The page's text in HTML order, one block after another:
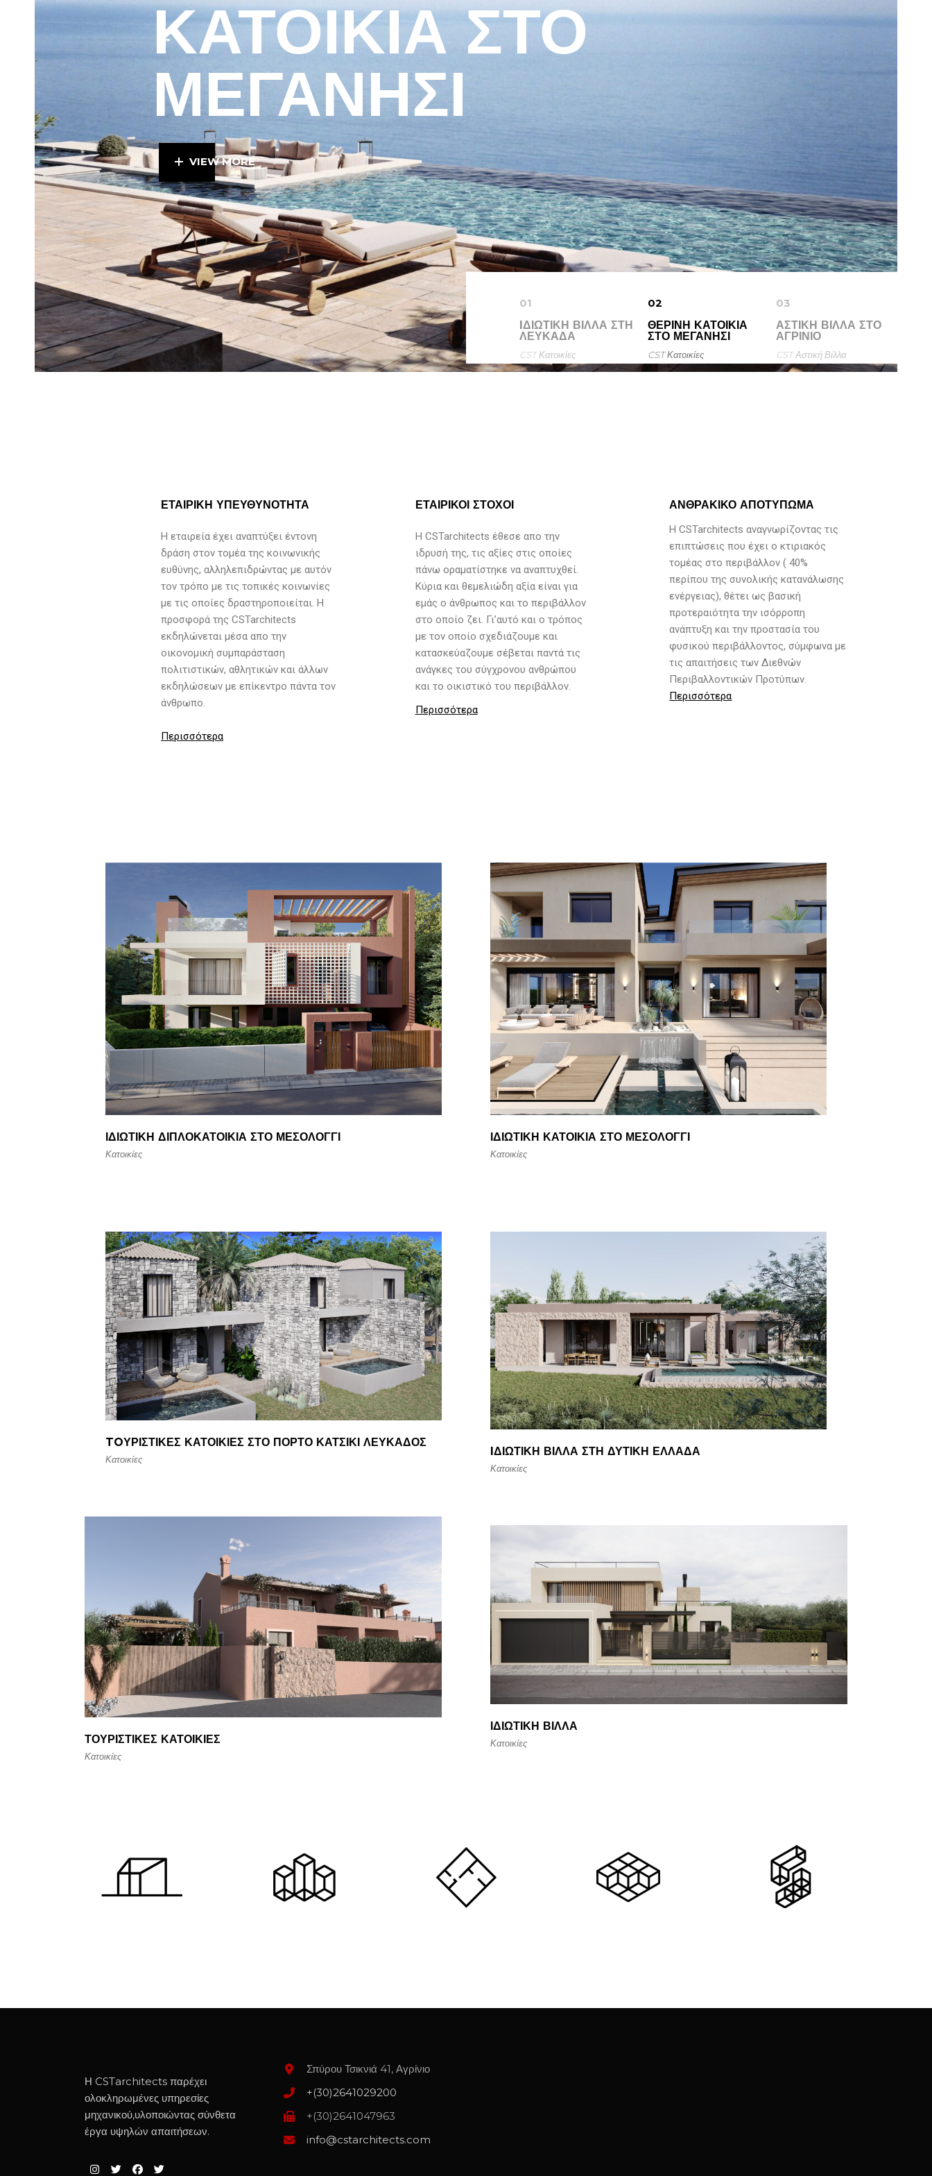
ΚΑΤΟΙΚΊΑ ΣΤΟ
ΜΕΓΑΝΉΣΙ
VIEW MORE
01
IΔΙΩΤΙΚΗ ΒΊΛΛΑ ΣΤΗ
ΛΕΥΚΑΔΑ
CST Κατοικίες
02
ΘΕΡΙΝΉ ΚΑΤΟΙΚΊΑ
ΣΤΟ ΜΕΓΑΝΉΣΙ
CST Κατοικίες
03
ΑΣΤΙΚΉ ΒΊΛΛΑ ΣΤΟ
ΑΓΡΊΝΙΟ
CST Αστική Βίλλα
ΕΤΑΙΡΙΚΗ ΥΠΕΥΘΥΝΟΤΗΤΑ
Η εταιρεία έχει αναπτύξει έντονη
δράση στον τομέα της κοινωνικής
ευθύνης, αλληλεπιδρώντας με αυτόν
τον τρόπο με τις τοπικές κοινωνίες
με τις οποίες δραστηροποιείται. Η
προσφορά της CSTarchitects
εκδηλώνεται μέσα απο την
οικονομική συμπαράσταση
πολιτιστικών, αθλητικών και άλλων
εκδηλώσεων με επίκεντρο πάντα τον
άνθρωπο.
Περισσότερα
ΕΤΑΙΡΙΚΟΙ ΣΤΟΧΟΙ
H CSTarchitects έθεσε απο την
ιδρυσή της, τις αξίες στις οποίες
πάνω οραματίστηκε να αναπτυχθεί.
Κύρια και θεμελιώδη αξία είναι για
εμάς ο άνθρωπος και το περιβάλλον
στο οποίο ζει. Γι’αυτό και ο τρόπος
με τον οποίο σχεδιάζουμε και
κατασκεύαζουμε σέβεται παντά τις
ανάγκες του σύγχρονου ανθρώπου
και το οικιστικό του περιβάλλον.
Περισσότερα
ΑΝΘΡΑΚΙΚΟ ΑΠΟΤΥΠΩΜΑ
Η CSTarchitects αναγνωρίζοντας τις
επιπτώσεις που έχει ο κτιριακός
τομέας στο περιβάλλον ( 40%
περίπου της συνολικής κατανάλωσης
ενέργειας), θέτει ως βασική
προτεραιότητα την ισόρροπη
ανάπτυξη και την προστασία του
φυσικού περιβάλλοντος, σύμφωνα με
τις απαιτήσεις των Διεθνών
Περιβαλλοντικών Προτύπων.
Περισσότερα
ΙΔΙΩΤΙΚΉ ΔΙΠΛΟΚΑΤΟΙΚΊΑ ΣΤΟ ΜΕΣΟΛΌΓΓΙ
Κατοικίες
ΙΔΙΩΤΙΚΉ ΚΑΤΟΙΚΊΑ ΣΤΟ ΜΕΣΟΛΌΓΓΙ
Κατοικίες
TOΥΡΙΣΤΙΚΈΣ ΚΑΤΟΙΚΊΕΣ ΣΤΟ ΠΌΡΤΟ ΚΑΤΣΊΚΙ ΛΕΥΚΆΔΟΣ
Κατοικίες
IΔΙΩΤΙΚΉ ΒΊΛΛΑ ΣΤΗ ΔΥΤΙΚΉ ΕΛΛΆΔΑ
Κατοικίες
ΤΟΥΡΙΣΤΙΚΈΣ ΚΑΤΟΙΚΊΕΣ
Κατοικίες
ΙΔΙΩΤΙΚΉ ΒΊΛΛΑ
Κατοικίες
Η CSTarchitects παρέχει
ολοκληρωμένες υπηρεσίες
μηχανικού,υλοποιώντας σύνθετα
έργα υψηλών απαιτήσεων.
Σπύρου Τσικνιά 41, Αγρίνιο
+(30)2641029200
+(30)2641047963
info@cstarchitects.com